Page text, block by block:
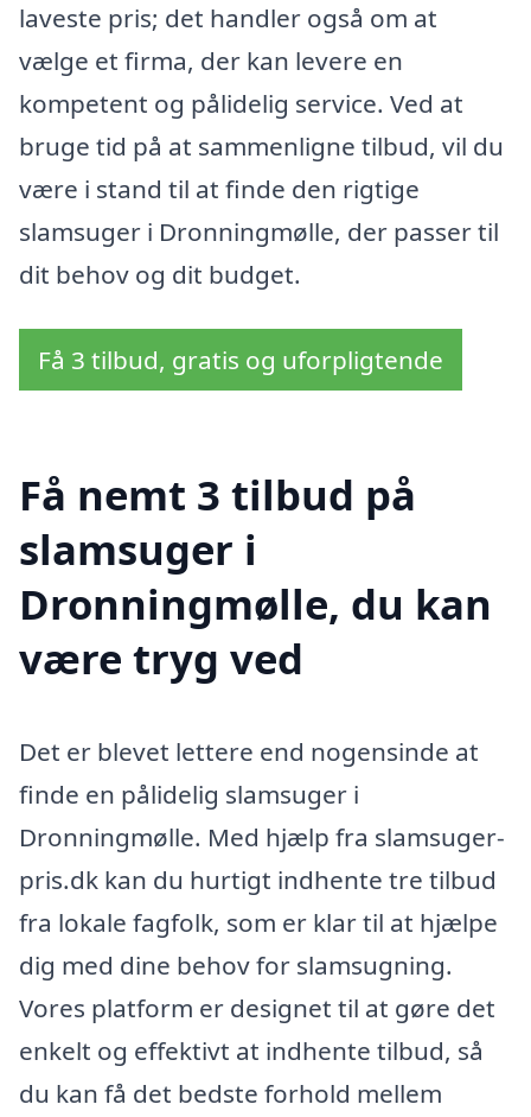
laveste pris; det handler også om at
vælge et firma, der kan levere en
kompetent og pålidelig service. Ved at
bruge tid på at sammenligne tilbud, vil du
være i stand til at finde den rigtige
slamsuger i Dronningmølle, der passer til
dit behov og dit budget.
Få 3 tilbud, gratis og uforpligtende
Få nemt 3 tilbud på
slamsuger i
Dronningmølle, du kan
være tryg ved
Det er blevet lettere end nogensinde at
finde en pålidelig slamsuger i
Dronningmølle. Med hjælp fra slamsuger-
pris.dk kan du hurtigt indhente tre tilbud
fra lokale fagfolk, som er klar til at hjælpe
dig med dine behov for slamsugning.
Vores platform er designet til at gøre det
enkelt og effektivt at indhente tilbud, så
du kan få det bedste forhold mellem